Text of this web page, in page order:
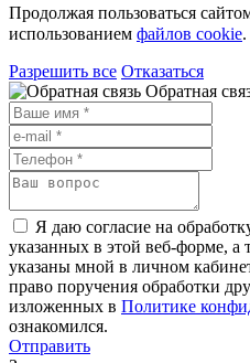
Продолжая пользоваться
использованием файлов cookie.
Разрешить все Отказаться
Обратная
Я даю согласие на
указанных в этой веб-форме, а
указаны мной в личном
право поручения обработки
изложенных в Политике
ознакомился.
Отправить